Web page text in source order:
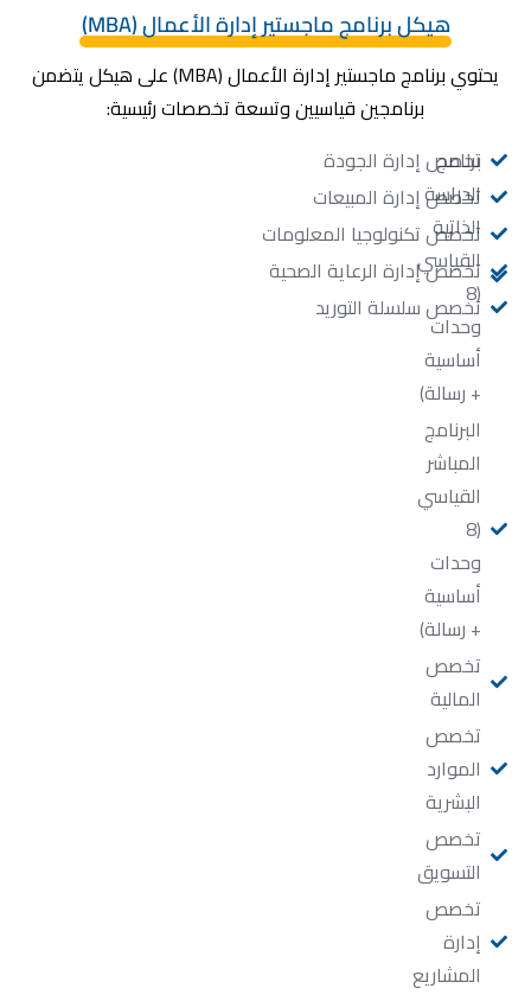
هيكل برنامج ماجستير إدارة الأعمال (MBA)
يحتوي برنامج ماجستير إدارة الأعمال (MBA) على هيكل يتضمن
برنامجين قياسيين وتسعة تخصصات رئيسية:
تخصص إدارة الجودة
تخصص إدارة المبيعات
تخصص تكنولوجيا المعلومات
تخصص إدارة الرعاية الصحية
تخصص سلسلة التوريد
برنامج
الدراسة
الذاتية
القياسي
(8
وحدات
أساسية
+ رسالة)
البرنامج
المباشر
القياسي
(8
وحدات
أساسية
+ رسالة)
تخصص
المالية
تخصص
الموارد
البشرية
تخصص
التسويق
تخصص
إدارة
المشاريع